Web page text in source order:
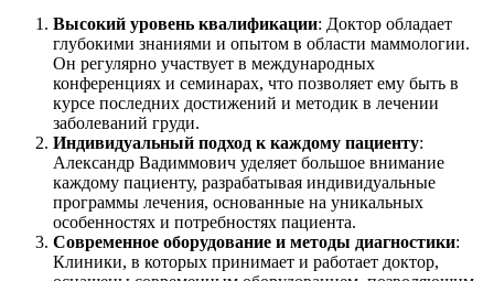
Высокий уровень квалификации: Доктор обладает
глубокими знаниями и опытом в области маммологии.
Он регулярно участвует в международных
конференциях и семинарах, что позволяет ему быть в
курсе последних достижений и методик в лечении
заболеваний груди.
Индивидуальный подход к каждому пациенту:
Александр Вадиммович уделяет большое внимание
каждому пациенту, разрабатывая индивидуальные
программы лечения, основанные на уникальных
особенностях и потребностях пациента.
Современное оборудование и методы диагностики:
Клиники, в которых принимает и работает доктор,